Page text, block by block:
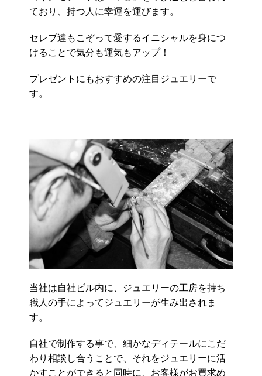
ており、持つ人に幸運を運びます。
セレブ達もこぞって愛するイニシャルを身につ
けることで気分も運気もアップ！
プレゼントにもおすすめの注目ジュエリーで
す。
当社は自社ビル内に、ジュエリーの工房を持ち
職人の手によってジュエリーが生み出されま
す。
自社で制作する事で、細かなディテールにこだ
わり相談し合うことで、それをジュエリーに活
かすことができると同時に、お客様がお買求め